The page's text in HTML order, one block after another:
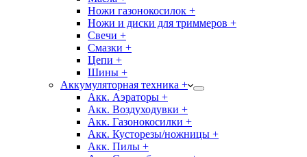
Ножи газонокосилок +
Ножи и диски для триммеров +
Свечи +
Смазки +
Цепи +
Шины +
Аккумуляторная техника +
Акк. Аэраторы +
Акк. Воздуходувки +
Акк. Газонокосилки +
Акк. Кусторезы/ножницы +
Акк. Пилы +